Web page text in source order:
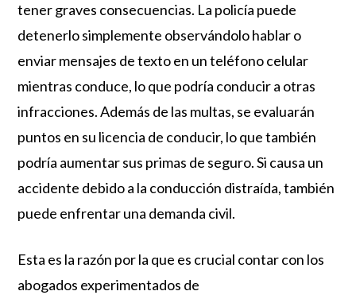
tener graves consecuencias. La policía puede
detenerlo simplemente observándolo hablar o
enviar mensajes de texto en un teléfono celular
mientras conduce, lo que podría conducir a otras
infracciones. Además de las multas, se evaluarán
puntos en su licencia de conducir, lo que también
podría aumentar sus primas de seguro. Si causa un
accidente debido a la conducción distraída, también
puede enfrentar una demanda civil.
Esta es la razón por la que es crucial contar con los
abogados experimentados de